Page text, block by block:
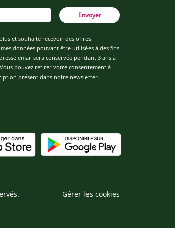
Envoyer
et souhaite recevoir des offres
données pouvant être utilisées à des fins
email sera conservée pendant 3 ans à
pouvez retirer votre consentement à
présent dans notre newsletter.
Gérer les cookies